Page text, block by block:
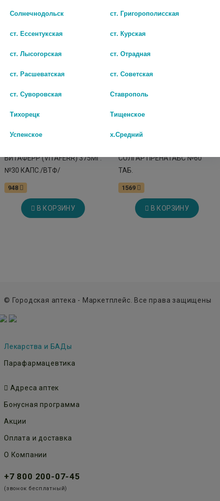
ВИТАФЕРР (VITAFERR) 375МГ.
№30 КАПС./ВТФ/
948
В КОРЗИНУ
СОЛГАР ПРЕНАТАБС №60
ТАБ.
1569
В КОРЗИНУ
© Городская аптека - Маркетплейс. Все права защищены
Лекарства и БАДы
Парафармацевтика
Адреса аптек
Бонусная программа
Акции
Оплата и доставка
О Компании
+7 800 200-07-45
(звонок бесплатный)
Солнечнодольск ст. Григорополисская
ст. Ессентукская ст. Курская
ст. Лысогорская ст. Отрадная
ст. Расшеватская ст. Советская
ст. Суворовская Ставрополь
Тихорецк Тищенское
Успенское х.Средний